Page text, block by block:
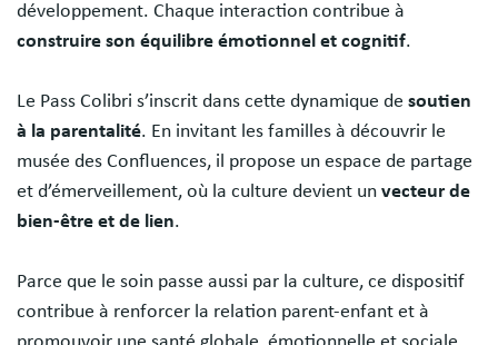
développement. Chaque interaction contribue à
construire son équilibre émotionnel et cognitif.
Le Pass Colibri s’inscrit dans cette dynamique de soutien
à la parentalité. En invitant les familles à découvrir le
musée des Confluences, il propose un espace de partage
et d’émerveillement, où la culture devient un vecteur de
bien-être et de lien.
Parce que le soin passe aussi par la culture, ce dispositif
contribue à renforcer la relation parent-enfant et à